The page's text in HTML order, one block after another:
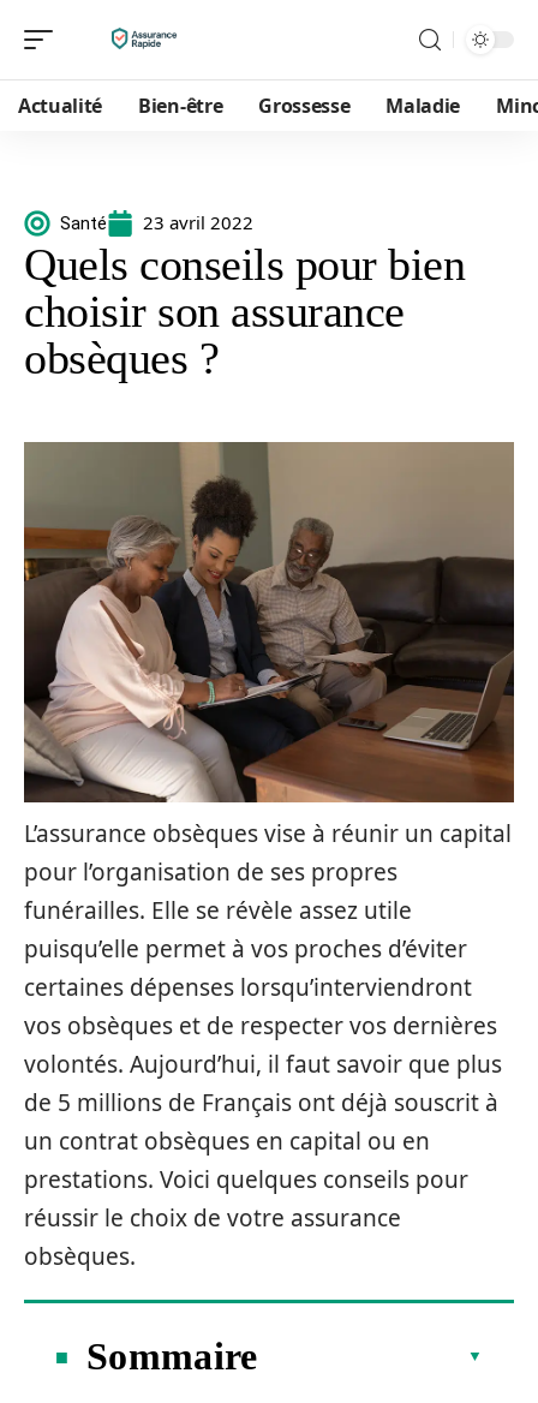
Actualité Bien-être Grossesse Maladie
Santé 23 avril 2022
Quels conseils pour bien
choisir son assurance
obsèques ?
L’assurance obsèques vise à réunir un capital
pour l’organisation de ses propres
funérailles. Elle se révèle assez utile
puisqu’elle permet à vos proches d’éviter
certaines dépenses lorsqu’interviendront
vos obsèques et de respecter vos dernières
volontés. Aujourd’hui, il faut savoir que plus
de 5 millions de Français ont déjà souscrit à
un contrat obsèques en capital ou en
prestations. Voici quelques conseils pour
réussir le choix de votre assurance
obsèques.
Sommaire